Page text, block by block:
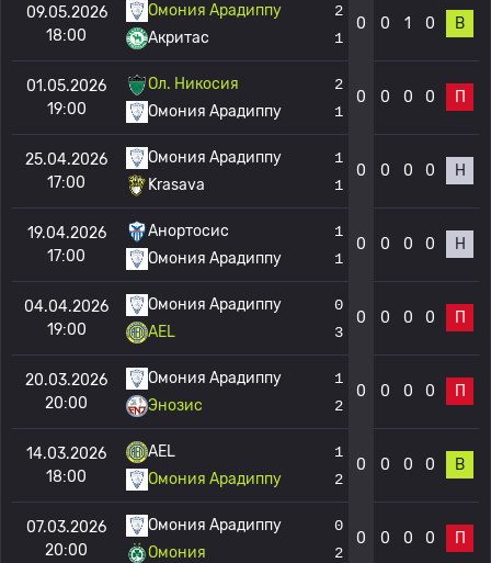
09.05.2026
18:00
Омония Арадиппу
Акритас
2
1
0 0 1 0 В
01.05.2026
19:00
Ол. Никосия
Омония Арадиппу
2
1
0 0 0 0 П
25.04.2026
17:00
Омония Арадиппу
Krasava
1
1
0 0 0 0 Н
19.04.2026
17:00
Анортосис
Омония Арадиппу
1
1
0 0 0 0 Н
04.04.2026
19:00
Омония Арадиппу
AEL
0
3
0 0 0 0 П
20.03.2026
20:00
Омония Арадиппу
Энозис
1
2
0 0 0 0 П
14.03.2026
18:00
AEL
Омония Арадиппу
1
2
0 0 0 0 В
07.03.2026
20:00
Омония Арадиппу
Омония
0
2
0 0 0 0 П